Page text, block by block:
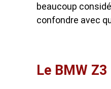
beaucoup
confondre avec
Le BMW